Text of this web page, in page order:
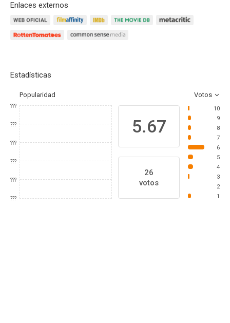
Enlaces externos
Estadísticas
Popularidad Votos
???
???
???
???
???
???
5.67
26
votos
10
9
8
7
6
5
4
3
2
1